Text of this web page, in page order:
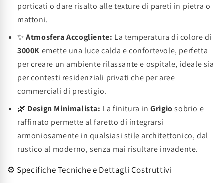
porticati o dare risalto alle texture di pareti in pietra o
mattoni.
✨Atmosfera Accogliente: La temperatura di colore di
3000K emette una luce calda e confortevole, perfetta
per creare un ambiente rilassante e ospitale, ideale sia
per contesti residenziali privati che per aree
commerciali di prestigio.
🌿 Design Minimalista: La finitura inGrigiosobrio e
raffinato permette al faretto di integrarsi
armoniosamente in qualsiasi stile architettonico, dal
rustico al moderno, senza mai risultare invadente.
⚙️ Specifiche Tecniche e Dettagli Costruttivi